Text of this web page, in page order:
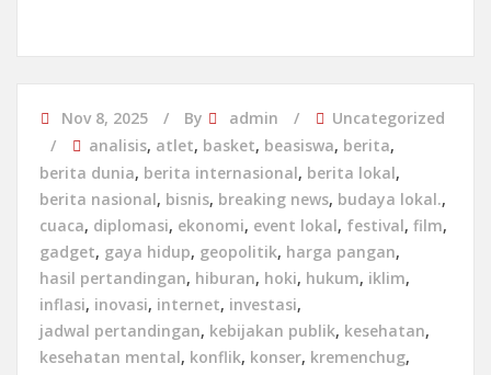
Nov 8, 2025 By admin
Uncategorized
analisis, atlet, basket, beasiswa, berita,
berita dunia, berita internasional, berita lokal,
berita nasional, bisnis, breaking news, budaya lokal.,
cuaca, diplomasi, ekonomi, event lokal, festival, film,
gadget, gaya hidup, geopolitik, harga pangan,
hasil pertandingan, hiburan, hoki, hukum, iklim,
inflasi, inovasi, internet, investasi,
jadwal pertandingan, kebijakan publik, kesehatan,
kesehatan mental, konflik, konser, kremenchug,